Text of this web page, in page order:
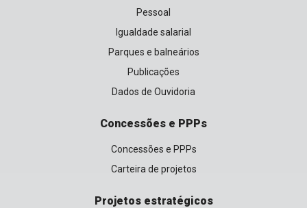
Pessoal
Igualdade salarial
Parques e balneários
Publicações
Dados de Ouvidoria
Concessões e PPPs
Concessões e PPPs
Carteira de projetos
Projetos estratégicos